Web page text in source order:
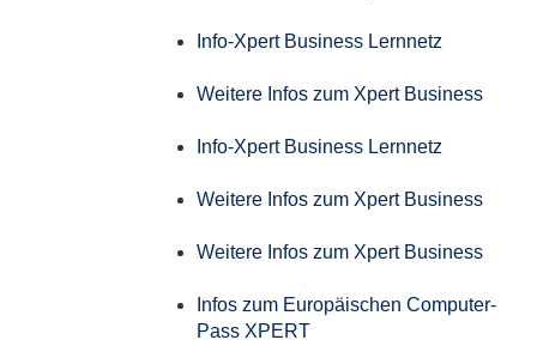
Info-Xpert Business Lernnetz
Weitere Infos zum Xpert Business
Info-Xpert Business Lernnetz
Weitere Infos zum Xpert Business
Weitere Infos zum Xpert Business
Infos zum Europäischen Computer-
Pass XPERT